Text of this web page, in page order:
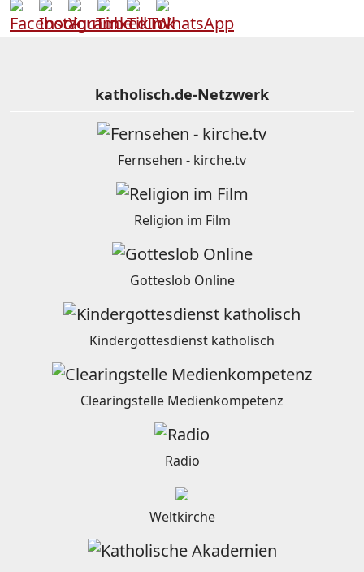
katholisch.de-Netzwerk
Fernsehen - kirche.tv
Religion im Film
Gotteslob Online
Kindergottesdienst katholisch
Clearingstelle Medienkompetenz
Radio
Weltkirche